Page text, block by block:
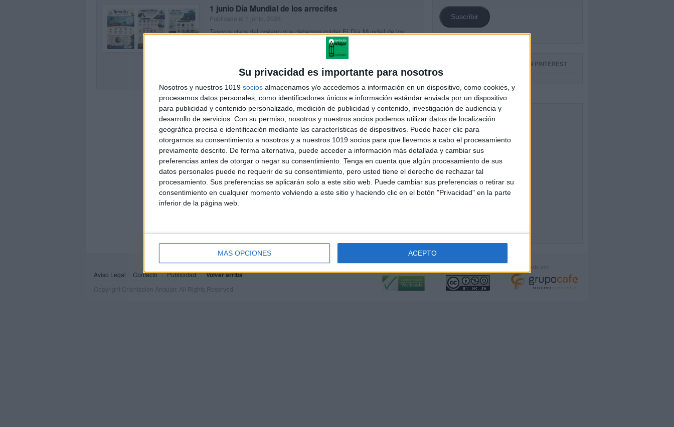
Su privacidad es importante para nosotros
Nosotros y nuestros 1019 socios almacenamos y/o accedemos a información en un dispositivo, como cookies, y
procesamos datos personales, como identificadores únicos e información estándar enviada por un dispositivo
para publicidad y contenido personalizado, medición de publicidad y contenido, investigación de audiencia y
desarrollo de servicios. Con su permiso, nosotros y nuestros socios podemos utilizar datos de localización
geográfica precisa e identificación mediante las características de dispositivos. Puede hacer clic para
otorgarnos su consentimiento a nosotros y a nuestros 1019 socios para que llevemos a cabo el procesamiento
previamente descrito. De forma alternativa, puede acceder a información más detallada y cambiar sus
preferencias antes de otorgar o negar su consentimiento. Tenga en cuenta que algún procesamiento de sus
datos personales puede no requerir de su consentimiento, pero usted tiene el derecho de rechazar tal
procesamiento. Sus preferencias se aplicarán solo a este sitio web. Puede cambiar sus preferencias o retirar su
consentimiento en cualquier momento volviendo a este sitio y haciendo clic en el botón "Privacidad" en la parte
inferior de la página web.
MÁS OPCIONES ACEPTO
1 junio Día Mundial de los arrecifes
Publicado el 1 junio, 2026
Tesoros vivos del océano que debemos cuidar El Día Mundial de los
Arrecifes se celebra cada 1 de junio para recordarnos la importancia de
estos ecosistemas únicos y frágiles. Los […]
SEGUIR LEYENDO
Suscribir
SIGUE NUESTROS TABLEROS EN PINTEREST
Aviso Legal Contacto Publicidad Volver arriba
Copyright Orientacion Andujar. All Rights Reserved